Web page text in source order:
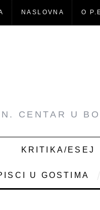
NASLOVNA O
CENTAR U
KRITIKA/ESEJ
U GOSTIMA